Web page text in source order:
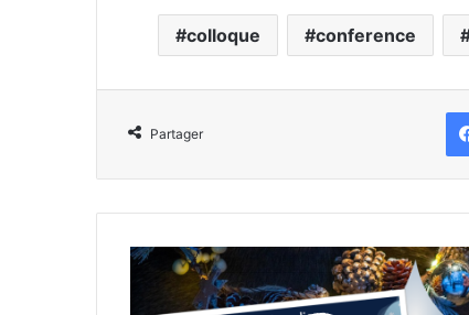
colloque conference
Partager
15